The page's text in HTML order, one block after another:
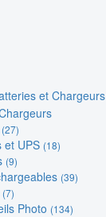
et Chargeurs
(27)
et UPS (18)
(9)
(39)
(7)
Photo (134)